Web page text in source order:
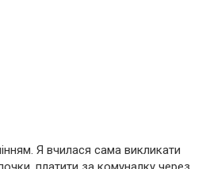
Я вчилася сама викликати